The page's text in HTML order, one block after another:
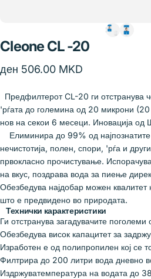
Cleone CL-20
ден 506.00 MKD
Предфилтерот CL-20 ги отстранува
'рѓата до големина од 20 микрони
нов на секои 6 месеци. Иновација од
Елиминира до 99% од најпознатите
нечистотија, полен, спори, 'рѓа и
првокласно прочистување.
на вкус, поздрава вода за пиење
Обезбедува најдобар можен квалитет
што е предвидено во природата.
Технички карактеристики
Ги отстранува загадувачите
Обезбедува висок капацитет за
Изработен е од полипропилен кој се
Филтрира до 200 литри вода дневно
Издржуватемпература на водата до